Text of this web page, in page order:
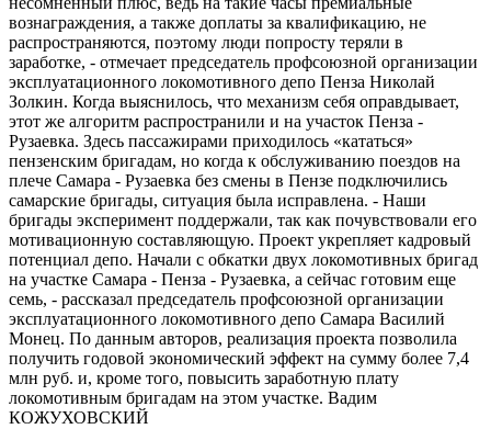
вознаграждения, а также доплаты за квалификацию, не
распространяются, поэтому люди попросту теряли в
заработке, - отмечает председатель профсоюзной организации
эксплуатационного локомотивного депо Пенза Николай
Золкин. Когда выяснилось, что механизм себя оправдывает,
этот же алгоритм распространили и на участок Пенза -
Рузаевка. Здесь пассажирами приходилось «кататься»
пензенским бригадам, но когда к обслуживанию поездов на
плече Самара - Рузаевка без смены в Пензе подключились
самарские бригады, ситуация была исправлена. - Наши
бригады эксперимент поддержали, так как почувствовали его
мотивационную составляющую. Проект укреп­ляет кадровый
потенциал депо. Начали с обкатки двух локомотивных бригад
на участке Самара - Пенза - Рузаевка, а сейчас готовим еще
семь, - рассказал председатель профсоюзной организации
эксплуатационного локомотивного депо Самара Василий
Монец. По данным авторов, реализация проекта позволила
получить годовой экономический эффект на сумму более 7,4
млн руб. и, кроме того, повысить заработную плату
локомотивным бригадам на этом участке. Вадим
КОЖУХОВСКИЙ